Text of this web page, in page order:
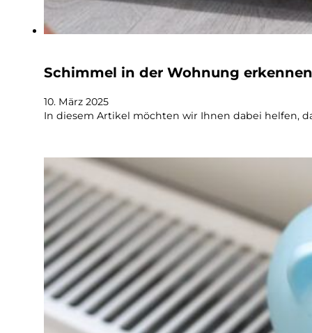
Schimmel in der Wohnung
10. März 2025
In diesem Artikel möchten wir Ihnen dabei helfen,